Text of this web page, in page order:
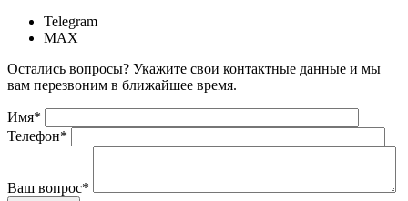
Telegram
MAX
Остались вопросы? Укажите свои контактные данные и мы
вам перезвоним в ближайшее время.
Имя*
Телефон*
Ваш вопрос*